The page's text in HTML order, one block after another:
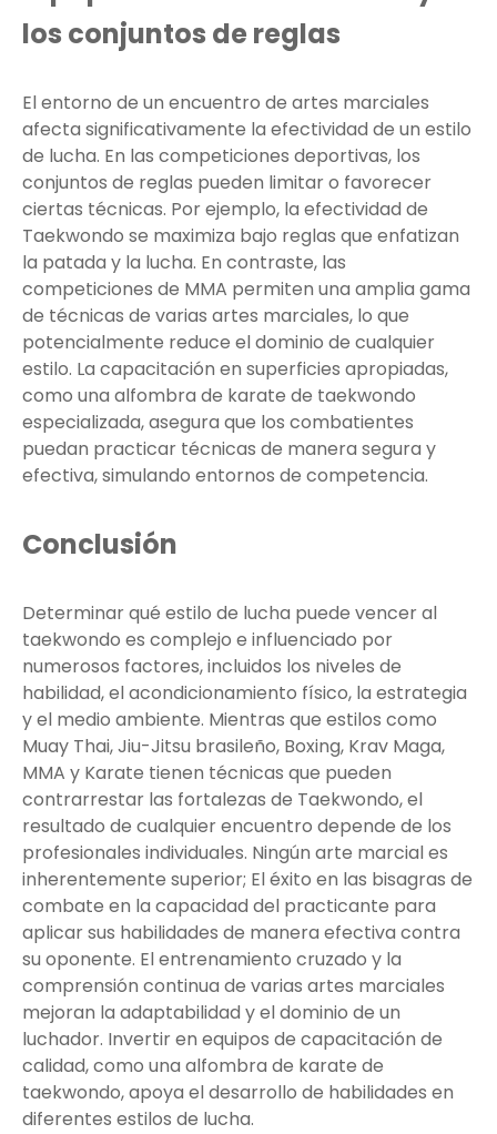
los conjuntos de reglas
El entorno de un encuentro de artes marciales
afecta significativamente la efectividad de un estilo
de lucha. En las competiciones deportivas, los
conjuntos de reglas pueden limitar o favorecer
ciertas técnicas. Por ejemplo, la efectividad de
Taekwondo se maximiza bajo reglas que enfatizan
la patada y la lucha. En contraste, las
competiciones de MMA permiten una amplia gama
de técnicas de varias artes marciales, lo que
potencialmente reduce el dominio de cualquier
estilo. La capacitación en superficies apropiadas,
como una alfombra de karate de taekwondo
especializada, asegura que los combatientes
puedan practicar técnicas de manera segura y
efectiva, simulando entornos de competencia.
Conclusión
Determinar qué estilo de lucha puede vencer al
taekwondo es complejo e influenciado por
numerosos factores, incluidos los niveles de
habilidad, el acondicionamiento físico, la estrategia
y el medio ambiente. Mientras que estilos como
Muay Thai, Jiu-Jitsu brasileño, Boxing, Krav Maga,
MMA y Karate tienen técnicas que pueden
contrarrestar las fortalezas de Taekwondo, el
resultado de cualquier encuentro depende de los
profesionales individuales. Ningún arte marcial es
inherentemente superior; El éxito en las bisagras de
combate en la capacidad del practicante para
aplicar sus habilidades de manera efectiva contra
su oponente. El entrenamiento cruzado y la
comprensión continua de varias artes marciales
mejoran la adaptabilidad y el dominio de un
luchador. Invertir en equipos de capacitación de
calidad, como una alfombra de karate de
taekwondo, apoya el desarrollo de habilidades en
diferentes estilos de lucha.